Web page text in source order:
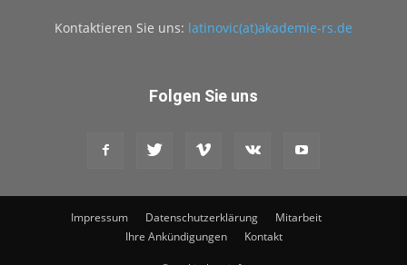
Kontaktieren Sie uns: latinovic(at)akademie-rs.de
Folgen Sie uns
Impressum Datenschutzerklärung
Mitarbeit
Ihre Ankündigungen
Kontakt